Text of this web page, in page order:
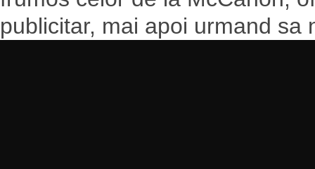
publicitar, mai apoi urmand sa